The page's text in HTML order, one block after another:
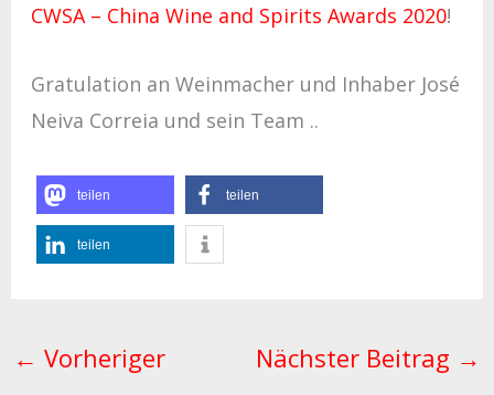
CWSA – China Wine and Spirits Awards 2020!
Gratulation an Weinmacher und Inhaber José
Neiva Correia und sein Team ..
teilen teilen
teilen
← Vorheriger
Nächster Beitrag →